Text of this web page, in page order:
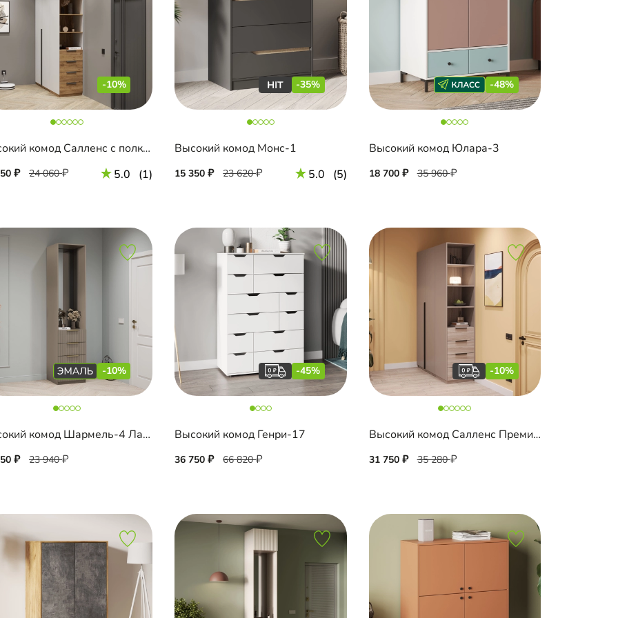
-10%
Высокий комод Салленс с полками и антресолью
24 060 5.0 (1)
-35%
Высокий комод Монс-1
15 350 23 620 5.0 (5)
-48%
Высокий комод Юлара-3
18 700 35 960
-10%
Высокий комод Шармель-4 Лайф Эмаль с зеркалом
23 940
-45%
Высокий комод Генри-17
36 750 66 820
-10%
Высокий комод Салленс Премиум с полками
31 750 35 280